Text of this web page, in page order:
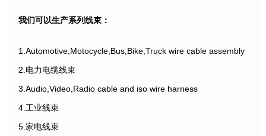
我们可以生产系列线束：
1.Automotive,Motocycle,Bus,Bike,Truck wire cable assembly
2.电力电缆线束
3.Audio,Video,Radio cable and iso wire harness
4.工业线束
5.家电线束